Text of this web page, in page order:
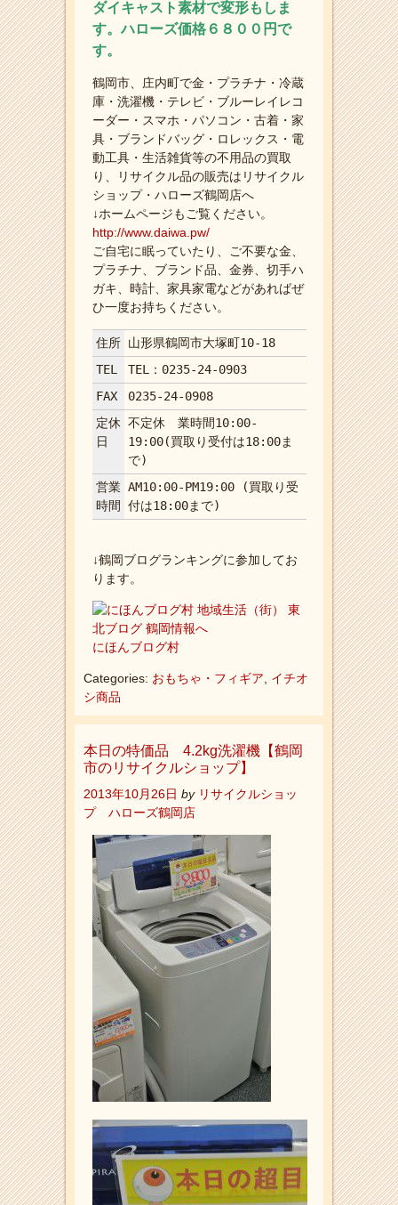
ダイキャスト素材で変形もしま
す。ハローズ価格６８００円で
す。
鶴岡市、庄内町で金・プラチナ・冷蔵
庫・洗濯機・テレビ・ブルーレイレコ
ーダー・スマホ・パソコン・古着・家
具・ブランドバッグ・ロレックス・電
動工具・生活雑貨等の不用品の買取
り、リサイクル品の販売はリサイクル
ショップ・ハローズ鶴岡店へ
↓ホームページもご覧ください。
http://www.daiwa.pw/
ご自宅に眠っていたり、ご不要な金、
プラチナ、ブランド品、金券、切手ハ
ガキ、時計、家具家電などがあればぜ
ひ一度お持ちください。
住所 山形県鶴岡市大塚町10-18
TEL
TEL：0235-24-0903
FAX
0235-24-0908
定休
日
不定休 業時間10:00-
19:00(買取り受付は18:00ま
で)
営業
時間
AM10:00-PM19:00 (買取り受
付は18:00まで)
↓鶴岡ブログランキングに参加してお
ります。
にほんブログ村
Categories: おもちゃ・フィギア
イチオ
シ商品
本日の特価品 4.2kg洗濯機【鶴岡
市のリサイクルショップ】
2013年10月26日 by リサイクルショッ
プ ハローズ鶴岡店